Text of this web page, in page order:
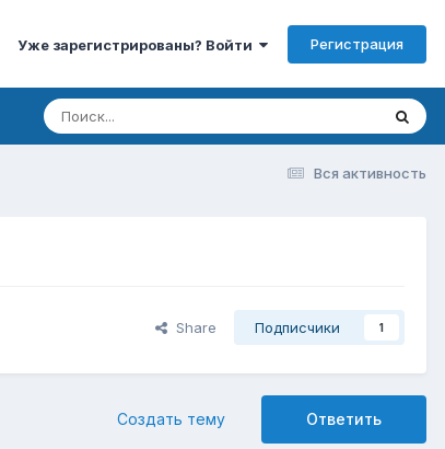
Уже зарегистрированы? Войти Регистрация
Вся активность
Share Подписчики 1
Ответить
Создать тему